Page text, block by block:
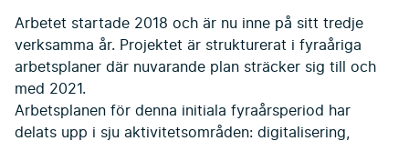
Arbetet startade 2018 och är nu inne på sitt tredje
verksamma år. Projektet är strukturerat i fyraåriga
arbetsplaner där nuvarande plan sträcker sig till och
med 2021.
Arbetsplanen för denna initiala fyraårsperiod har
delats upp i sju aktivitetsområden: digitalisering,